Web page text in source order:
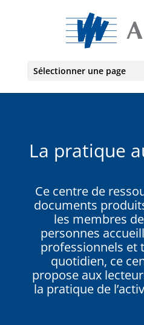
Sélectionner une page
La pratique
Ce centre de
documents
les membres de
personnes
professionnels et
quotidien, ce
propose aux
la pratique de